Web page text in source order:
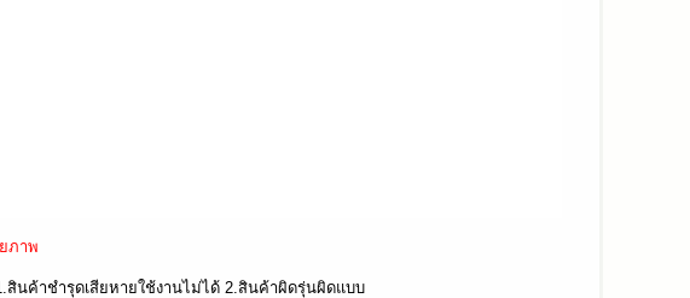
ภาพ
นค้าชำรุดเสียหายใช้งานไม่ได้ 2.สินค้าผิดรุ่นผิดแบบ